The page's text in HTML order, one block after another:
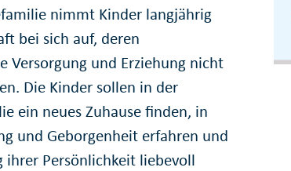
nimmt Kinder langjährig
bei sich auf, deren
Versorgung und Erziehung nicht
Die Kinder sollen in der
ein neues Zuhause finden, in
und Geborgenheit erfahren und
ihrer Persönlichkeit liebevoll